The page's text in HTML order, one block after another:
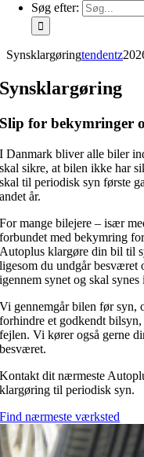
Søg efter:
Synsklargøringtendentz
Synsklargøring
Slip for bekymringer
I Danmark bliver alle biler
skal sikre, at bilen ikke har
skal til periodisk syn første
andet år.
For mange bilejere – især
forbundet med bekymring
Autoplus klargøre din bil til
ligesom du undgår besværet
igennem synet og skal synes
Vi gennemgår bilen før syn,
forhindre et godkendt
fejlen. Vi kører også gerne
besværet.
Kontakt dit nærmeste
klargøring til periodisk syn.
Find nærmeste værksted